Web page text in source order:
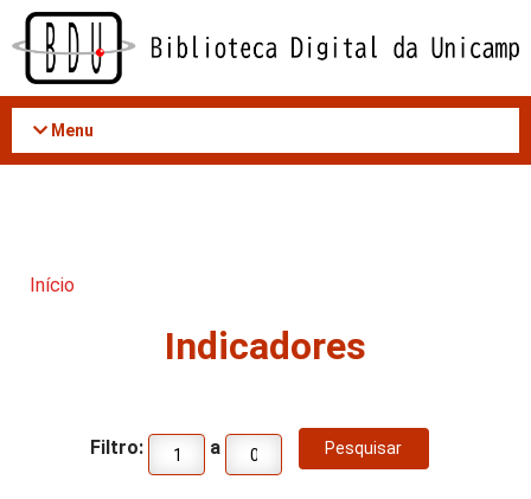
Acessar
conteúdo
Menu
Início
Indicadores
Filtro: a